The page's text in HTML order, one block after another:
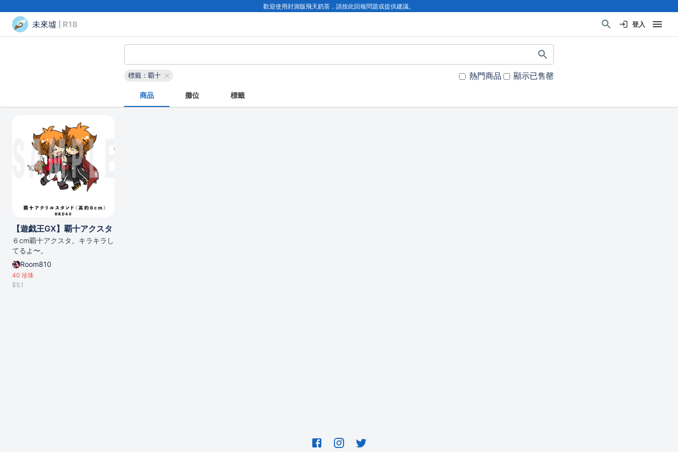
歡迎使用封測版飛天奶茶，請按此回報問題或提供建議。
未來墟 | R18 登入
標籤：覇十 熱門商品 顯示已售罄
商品 攤位 標籤
【遊戯王GX】覇十アクスタ
６cm覇十アクスタ。キラキラし
てるよ〜。
Room810
40 珍珠
$5.1